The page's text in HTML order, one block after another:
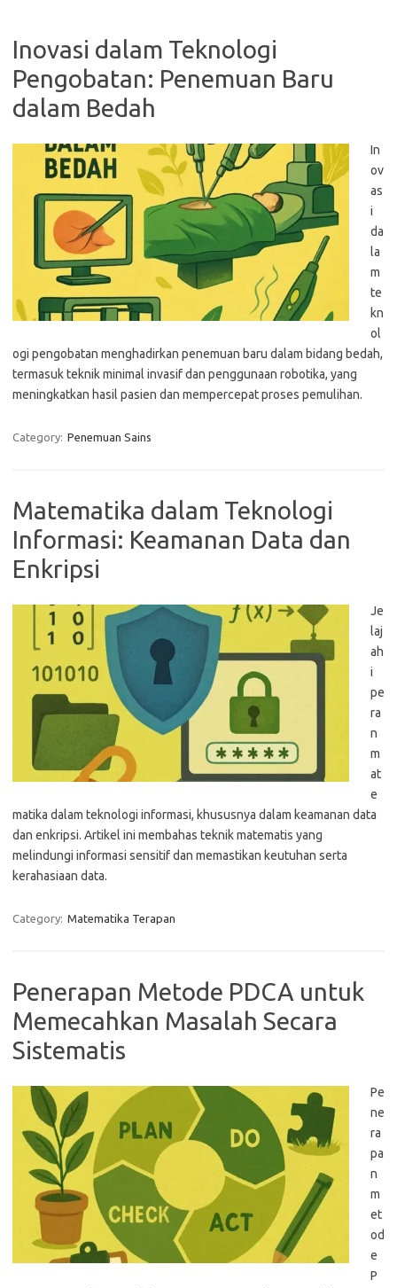
Inovasi dalam Teknologi
Pengobatan: Penemuan Baru
dalam Bedah
In
ov
as
i
da
la
m
te
kn
ol
ogi pengobatan menghadirkan penemuan baru dalam bidang bedah,
termasuk teknik minimal invasif dan penggunaan robotika, yang
meningkatkan hasil pasien dan mempercepat proses pemulihan.
Category: Penemuan Sains
Matematika dalam Teknologi
Informasi: Keamanan Data dan
Enkripsi
Je
laj
ah
i
pe
ra
n
m
at
e
matika dalam teknologi informasi, khususnya dalam keamanan data
dan enkripsi. Artikel ini membahas teknik matematis yang
melindungi informasi sensitif dan memastikan keutuhan serta
kerahasiaan data.
Category: Matematika Terapan
Penerapan Metode PDCA untuk
Memecahkan Masalah Secara
Sistematis
Pe
ne
ra
pa
n
m
et
od
e
P